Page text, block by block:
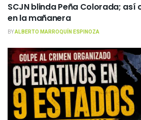
SCJN blinda Peña Colorada; así
en la mañanera
BYALBERTO MARROQUÍN ESPINOZA